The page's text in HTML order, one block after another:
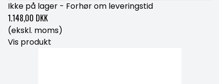
Ikke på lager - Forhør om leveringstid
1.148,00 DKK
(ekskl. moms)
Vis produkt